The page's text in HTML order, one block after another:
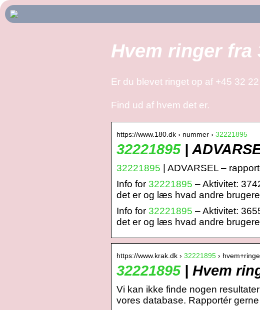
Hvem ringer fra
Er du blevet ringet op af +45 32
Find ud af hvem det er.
https://www.180.dk › nummer › 32221895
32221895|
32221895 | ADVARSEL –
Info for 32221895 – Aktivitet:
det er og læs hvad andre
Info for 32221895 – Aktivitet:
det er og læs hvad andre
https://www.krak.dk › 32221895 ›
32221895| Hvem
Vi kan ikke finde nogen
vores database. Rapportér